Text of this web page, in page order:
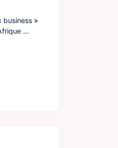
business »
...